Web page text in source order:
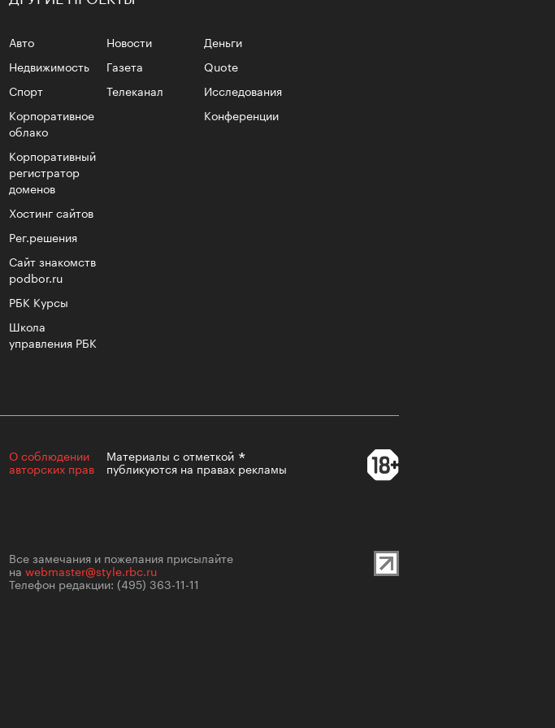
4 коллаборации, которые нельзя
пропустить
100 лучших российских брендов
косметики. Топ «РБК Стиль» — 2026
Авто
Недвижимость
Спорт
Корпоративное
облако
Корпоративный
регистратор
доменов
Хостинг сайтов
Рег.решения
Сайт знакомств
podbor.ru
РБК Курсы
Школа
управления РБК
Новости
Газета
Телеканал
Деньги
Quote
Исследования
Конференции
О соблюдении
авторских прав
Материалы сотметкой
публикуются на правах рекламы
Все замечания и пожелания присылайте
на webmaster@style.rbc.ru
Телефон редакции: (495) 363-11-11